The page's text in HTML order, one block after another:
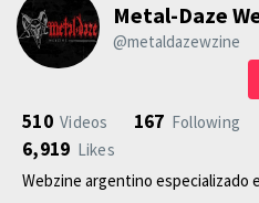
Metal-Daze
@metaldazewzine
510 Videos 167 Following
6,919 Likes
Webzine argentino especializado